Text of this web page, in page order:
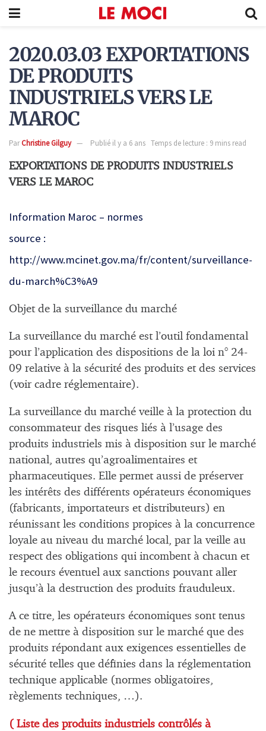
2020.03.03 EXPORTATIONS
DE PRODUITS
INDUSTRIELS VERS LE
MAROC
ParChristine Gilguy Publié il y a 6 ans Temps de lecture : 9 mins read
EXPORTATIONS DE PRODUITS INDUSTRIELS
VERS LE MAROC
Information Maroc – normes
source :
http://www.mcinet.gov.ma/fr/content/surveillance-
du-march%C3%A9
Objet de la surveillance du marché
La surveillance du marché est l’outil fondamental
pour l’application des dispositions de la loi n° 24-
09 relative à la sécurité des produits et des services
(voir cadre réglementaire).
La surveillance du marché veille à la protection du
consommateur des risques liés à l’usage des
produits industriels mis à disposition sur le marché
national, autres qu’agroalimentaires et
pharmaceutiques. Elle permet aussi de préserver
les intérêts des différents opérateurs économiques
(fabricants, importateurs et distributeurs) en
réunissant les conditions propices à la concurrence
loyale au niveau du marché local, par la veille au
respect des obligations qui incombent à chacun et
le recours éventuel aux sanctions pouvant aller
jusqu’à la destruction des produits frauduleux.
A ce titre, les opérateurs économiques sont tenus
de ne mettre à disposition sur le marché que des
produits répondant aux exigences essentielles de
sécurité telles que définies dans la réglementation
technique applicable (normes obligatoires,
règlements techniques, …).
( Liste des produits industriels contrôlés à